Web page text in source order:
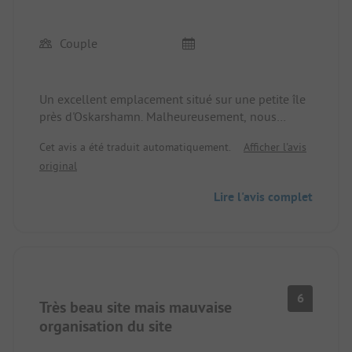
Couple
Un excellent emplacement situé sur une petite île
près d'Oskarshamn. Malheureusement, nous
déjà sur le chemin du retour. Cet endroit est
cependant définitivement retenu pour une
beaucoup plus longtemps. Les possibilités de
Cet avis a été traduit automatiquement.
Afficher l'avis
original
Lire l'avis complet
Très beau site mais mauvaise
organisation du site
6